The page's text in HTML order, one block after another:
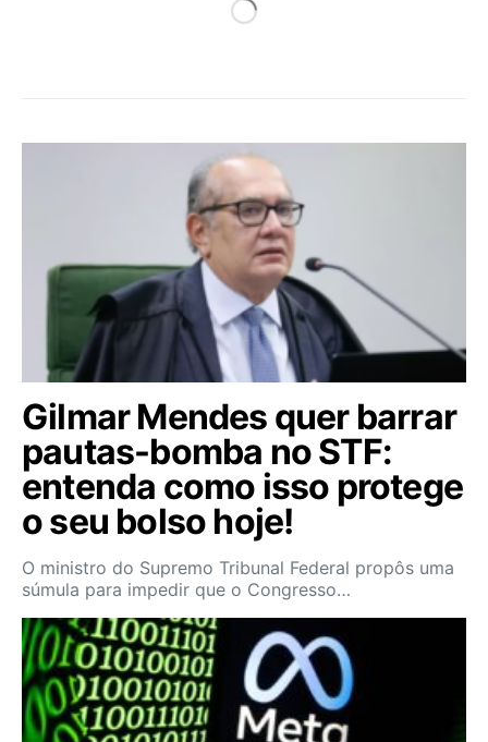
Gilmar Mendes quer barrar
pautas-bomba no STF:
entenda como isso protege
o seu bolso hoje!
O ministro do Supremo Tribunal Federal propôs uma
súmula para impedir que o Congresso…